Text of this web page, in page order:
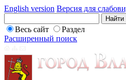
English version Версия для
Весь сайт
Раздел
Расширенный поиск